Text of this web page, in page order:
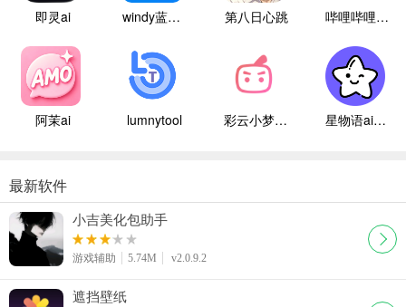
即灵ai windy蓝色气象 第八日心跳 哔哩哔哩白色版
阿茉ai lumnytool 彩云小梦国际版 星物语ai聊天
最新软件
小吉美化包助手
游戏辅助 5.74M v2.0.9.2
遮挡壁纸